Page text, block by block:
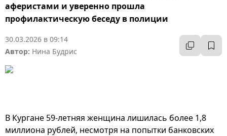
аферистами и уверенно прошла
профилактическую беседу в полиции
30.03.2026 в 09:14
Автор: Нина Будрис
В Кургане 59-летняя женщина лишилась более 1,8
миллиона рублей, несмотря на попытки банковских